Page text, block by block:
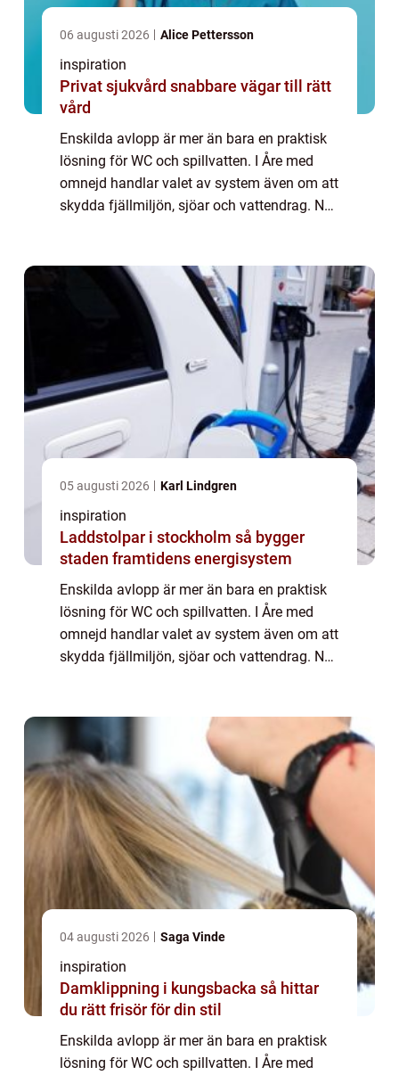
06 augusti 2026 Alice Pettersson
inspiration
Privat sjukvård snabbare vägar till rätt
vård
Enskilda avlopp är mer än bara en praktisk
lösning för WC och spillvatten. I Åre med
omnejd handlar valet av system även om att
skydda fjällmiljön, sjöar och vattendrag. När
05 augusti 2026 Karl Lindgren
inspiration
Laddstolpar i stockholm så bygger
staden framtidens energisystem
Enskilda avlopp är mer än bara en praktisk
lösning för WC och spillvatten. I Åre med
omnejd handlar valet av system även om att
skydda fjällmiljön, sjöar och vattendrag. När
04 augusti 2026 Saga Vinde
inspiration
Damklippning i kungsbacka så hittar
du rätt frisör för din stil
Enskilda avlopp är mer än bara en praktisk
lösning för WC och spillvatten. I Åre med